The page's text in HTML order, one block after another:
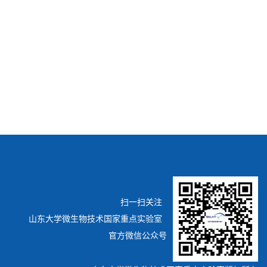
扫一扫关注
山东大学微生物技术国家重点实验室
官方微信公众号